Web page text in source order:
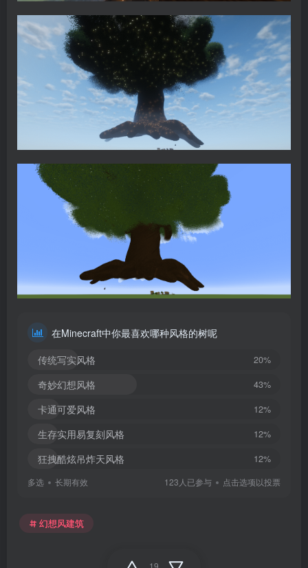
在Minecraft中你最喜欢哪种风格的树呢
20%
传统写实风格
43%
奇妙幻想风格
12%
卡通可爱风格
12%
生存实用易复刻风格
12%
狂拽酷炫吊炸天风格
多选 长期有效 123人已参与 点击选项以投票
幻想风建筑